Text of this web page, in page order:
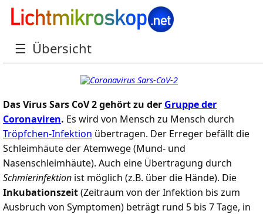
☰ Übersicht
Sars-CoV-2 (Coronavirus): Aufbau,
Funktion und Immunabwehr
Das Virus Sars CoV 2 gehört zu der Gruppe der
Coronaviren. Es wird von Mensch zu Mensch durch
Tröpfchen-Infektion übertragen. Der Erreger befällt die
Schleimhäute der Atemwege (Mund- und
Nasenschleimhäute). Auch eine Übertragung durch
Schmierinfektion ist möglich (z.B. über die Hände). Die
Inkubationszeit(Zeitraum von der Infektion bis zum
Ausbruch von Symptomen) beträgt rund 5 bis 7 Tage, in